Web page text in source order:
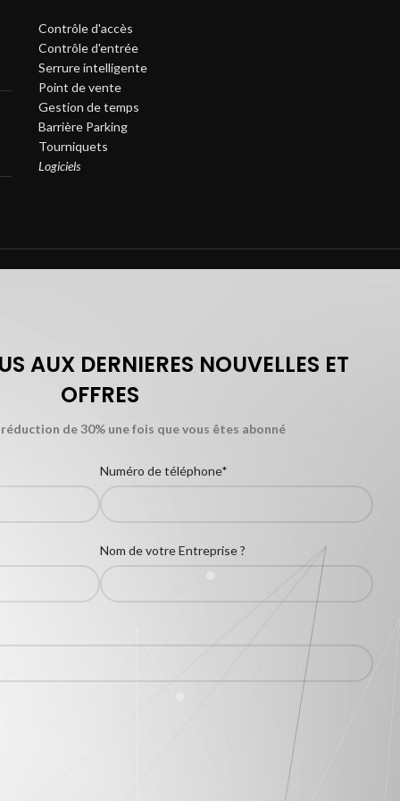
Contrôle d'accès
Contrôle d'entrée
Serrure intelligente
Point de vente
Gestion de temps
Barrière Parking
Tourniquets
Logiciels
AUX DERNIERES NOUVELLES ET
OFFRES
de 30% une fois que vous êtes abonné
Numéro de téléphone*
Nom de votre Entreprise ?